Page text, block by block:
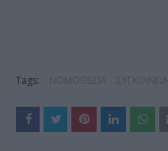
Tags: